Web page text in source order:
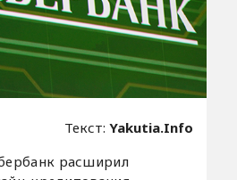
Текст:Yakutia.Info
расширил